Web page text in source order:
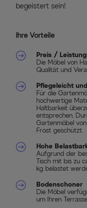
begeistert sein!
Ihre Vorteile
Preis / Leistung
Die Möbel von
Qualität und
Pflegeleicht
Für die
hochwertige
Haltbarkeit
entsprechen.
Gartenmöbel
Frost geschützt.
Hohe
Aufgrund der
Tisch mit bis zu
kg belastet
Bodenschoner
Die Möbel
um Ihren